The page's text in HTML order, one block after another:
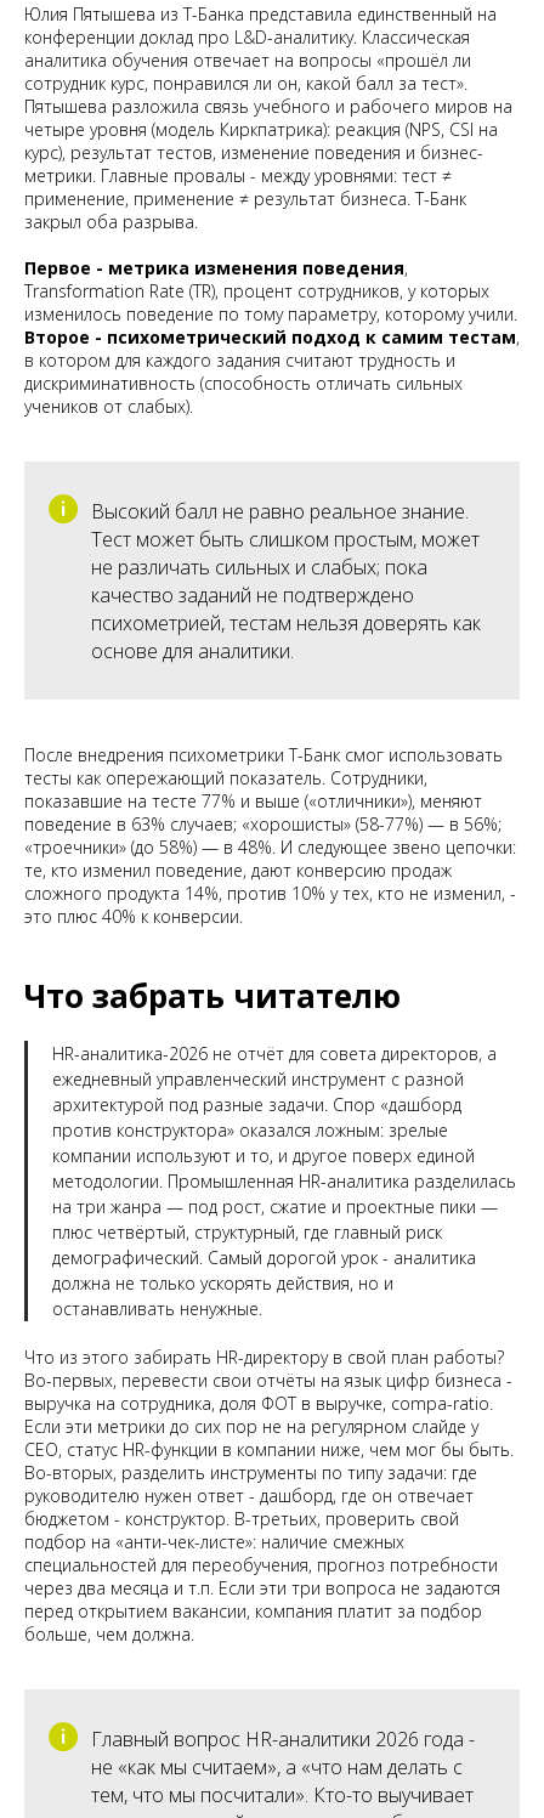
Юлия Пятышева из Т-Банка представила единственный на
конференции доклад про L&D-аналитику. Классическая
аналитика обучения отвечает на вопросы «прошёл ли
сотрудник курс, понравился ли он, какой балл за тест».
Пятышева разложила связь учебного и рабочего миров на
четыре уровня (модель Киркпатрика): реакция (NPS, CSI на
курс), результат тестов, изменение поведения и бизнес-
метрики. Главные провалы - между уровнями: тест ≠
применение, применение ≠ результат бизнеса. Т-Банк
закрыл оба разрыва.
Первое - метрика изменения поведения,
Transformation Rate (TR), процент сотрудников, у которых
изменилось поведение по тому параметру, которому учили.
Второе - психометрический подход к самим тестам,
в котором для каждого задания считают трудность и
дискриминативность (способность отличать сильных
учеников от слабых).
Высокий балл не равно реальное знание.
Тест может быть слишком простым, может
не различать сильных и слабых; пока
качество заданий не подтверждено
психометрией, тестам нельзя доверять как
основе для аналитики.
После внедрения психометрики Т-Банк смог использовать
тесты как опережающий показатель. Сотрудники,
показавшие на тесте 77% и выше («отличники»), меняют
поведение в 63% случаев; «хорошисты» (58-77%) — в 56%;
«троечники» (до 58%) — в 48%. И следующее звено цепочки:
те, кто изменил поведение, дают конверсию продаж
сложного продукта 14%, против 10% у тех, кто не изменил, -
это плюс 40% к конверсии.
Что забрать читателю
HR-аналитика-2026 не отчёт для совета директоров, а
ежедневный управленческий инструмент с разной
архитектурой под разные задачи. Спор «дашборд
против конструктора» оказался ложным: зрелые
компании используют и то, и другое поверх единой
методологии. Промышленная HR-аналитика разделилась
на три жанра — под рост, сжатие и проектные пики —
плюс четвёртый, структурный, где главный риск
демографический. Самый дорогой урок - аналитика
должна не только ускорять действия, но и
останавливать ненужные.
Что из этого забирать HR-директору в свой план работы?
Во-первых, перевести свои отчёты на язык цифр бизнеса -
выручка на сотрудника, доля ФОТ в выручке, compa-ratio.
Если эти метрики до сих пор не на регулярном слайде у
CEO, статус HR-функции в компании ниже, чем мог бы быть.
Во-вторых, разделить инструменты по типу задачи: где
руководителю нужен ответ - дашборд, где он отвечает
бюджетом - конструктор. В-третьих, проверить свой
подбор на «анти-чек-листе»: наличие смежных
специальностей для переобучения, прогноз потребности
через два месяца и т.п. Если эти три вопроса не задаются
перед открытием вакансии, компания платит за подбор
больше, чем должна.
Главный вопрос HR-аналитики 2026 года -
не «как мы считаем», а «что нам делать с
тем, что мы посчитали». Кто-то выучивает